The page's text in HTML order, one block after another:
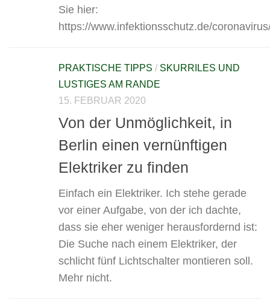
Sie hier:
https://www.infektionsschutz.de/
PRAKTISCHE TIPPS / SKURRILES UND
LUSTIGES AM RANDE
15. FEBRUAR 2020
Von der Unmöglichkeit, in
Berlin einen vernünftigen
Elektriker zu finden
Einfach ein Elektriker. Ich stehe gerade
vor einer Aufgabe, von der ich dachte,
dass sie eher weniger herausfordernd ist:
Die Suche nach einem Elektriker, der
schlicht fünf Lichtschalter montieren soll.
Mehr nicht.